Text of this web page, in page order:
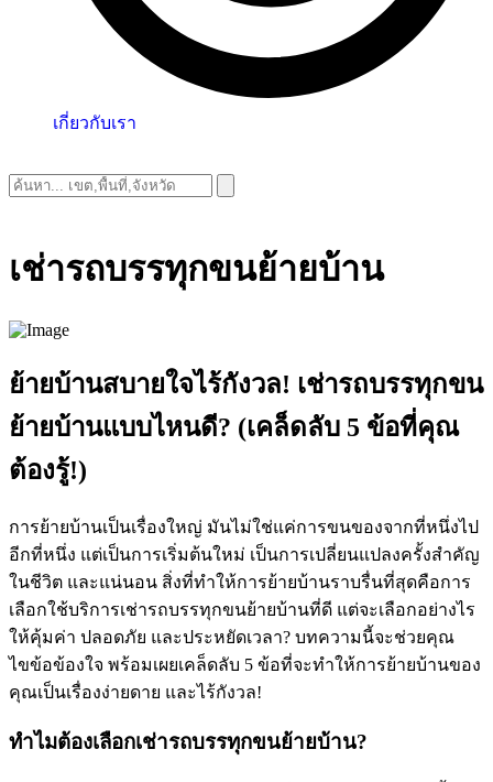
เกี่ยวกับเรา
เช่ารถบรรทุกขนย้ายบ้าน
ย้ายบ้านสบายใจไร้กังวล! เช่ารถบรรทุกขน
ย้ายบ้านแบบไหนดี? (เคล็ดลับ 5 ข้อที่คุณ
ต้องรู้!)
การย้ายบ้านเป็นเรื่องใหญ่ มันไม่ใช่แค่การขนของจากที่หนึ่งไป
อีกที่หนึ่ง แต่เป็นการเริ่มต้นใหม่ เป็นการเปลี่ยนแปลงครั้งสำคัญ
ในชีวิต และแน่นอน สิ่งที่ทำให้การย้ายบ้านราบรื่นที่สุดคือการ
เลือกใช้บริการเช่ารถบรรทุกขนย้ายบ้านที่ดี แต่จะเลือกอย่างไร
ให้คุ้มค่า ปลอดภัย และประหยัดเวลา? บทความนี้จะช่วยคุณ
ไขข้อข้องใจ พร้อมเผยเคล็ดลับ 5 ข้อที่จะทำให้การย้ายบ้านของ
คุณเป็นเรื่องง่ายดาย และไร้กังวล!
ทำไมต้องเลือกเช่ารถบรรทุกขนย้ายบ้าน?